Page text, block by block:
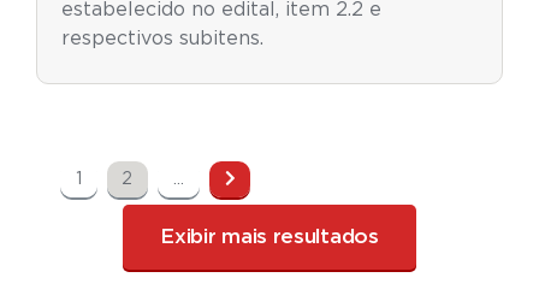
estabelecido no edital, item 2.2 e
respectivos subitens.
1 2
Exibir mais resultados